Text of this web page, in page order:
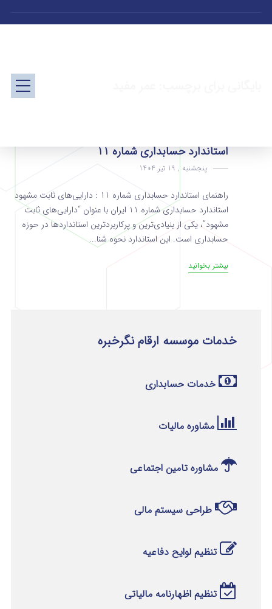
استاندارد حسابداری شماره 11
پنجشنبه , 19 تیر 1404
راهنمای استاندارد حسابداری شماره 11 : دارایی‌های ثابت مشهود
استاندارد حسابداری شماره 11 ایران با عنوان “دارایی‌های ثابت
مشهود”، یکی از بنیادی‌ترین و پرکاربردترین استانداردها در حوزه
حسابداری است. این استاندارد نحوه شنا...
بیشتر بخوانید
خدمات موسسه ارقام نگرخبره
خدمات حسابداری
مشاوره مالیات
مشاوره تامین اجتماعی
طراحی سیستم مالی
تنظیم لوایح دفاعیه
تنظیم اظهارنامه مالیاتی